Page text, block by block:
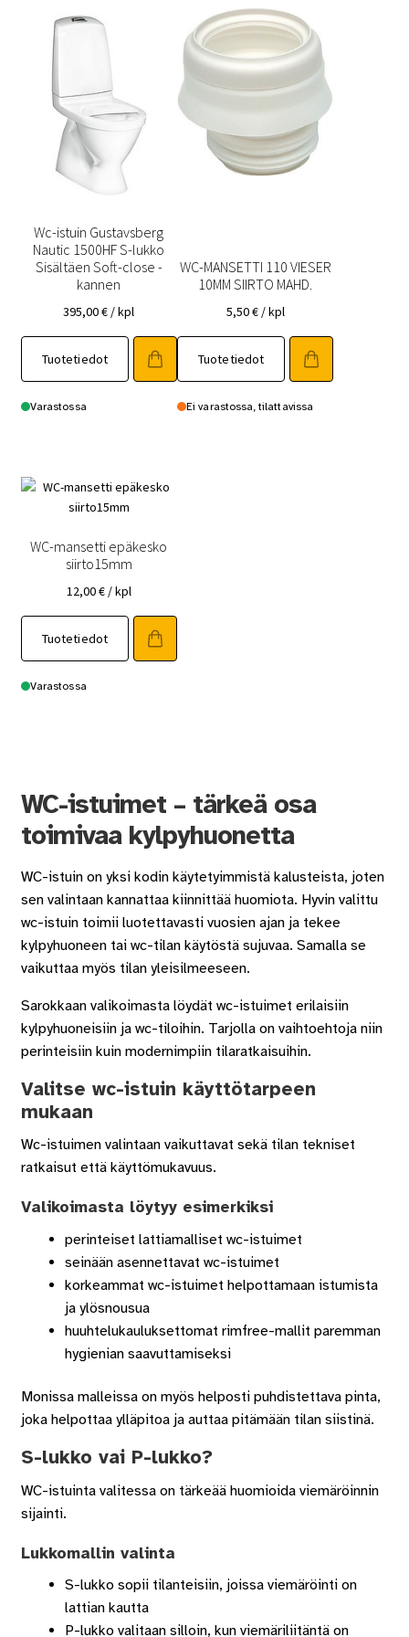
Wc-istuin Gustavsberg
Nautic 1500HF S-lukko
Sisältäen Soft-close -
kannen
395,00€ / kpl
Tuotetiedot
Varastossa
WC-MANSETTI 110 VIESER
10MM SIIRTO MAHD.
5,50€ / kpl
Tuotetiedot
Ei varastossa, tilattavissa
WC-mansetti epäkesko
siirto15mm
12,00€ / kpl
Tuotetiedot
Varastossa
WC-istuimet – tärkeä osa
toimivaa kylpyhuonetta
WC-istuin on yksi kodin käytetyimmistä kalusteista, joten
sen valintaan kannattaa kiinnittää huomiota. Hyvin valittu
wc-istuin toimii luotettavasti vuosien ajan ja tekee
kylpyhuoneen tai wc-tilan käytöstä sujuvaa. Samalla se
vaikuttaa myös tilan yleisilmeeseen.
Sarokkaan valikoimasta löydät wc-istuimet erilaisiin
kylpyhuoneisiin ja wc-tiloihin. Tarjolla on vaihtoehtoja niin
perinteisiin kuin modernimpiin tilaratkaisuihin.
Valitse wc-istuin käyttötarpeen
mukaan
Wc-istuimen valintaan vaikuttavat sekä tilan tekniset
ratkaisut että käyttömukavuus.
Valikoimasta löytyy esimerkiksi
perinteiset lattiamalliset wc-istuimet
seinään asennettavat wc-istuimet
korkeammat wc-istuimet helpottamaan istumista
ja ylösnousua
huuhtelukauluksettomat rimfree-mallit paremman
hygienian saavuttamiseksi
Monissa malleissa on myös helposti puhdistettava pinta,
joka helpottaa ylläpitoa ja auttaa pitämään tilan siistinä.
S-lukko vai P-lukko?
WC-istuinta valitessa on tärkeää huomioida viemäröinnin
sijainti.
Lukkomallin valinta
S-lukko sopii tilanteisiin, joissa viemäröinti on
lattian kautta
P-lukko valitaan silloin, kun viemäriliitäntä on